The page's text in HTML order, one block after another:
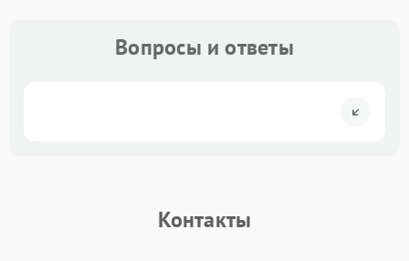
Вопросы и ответы
Контакты